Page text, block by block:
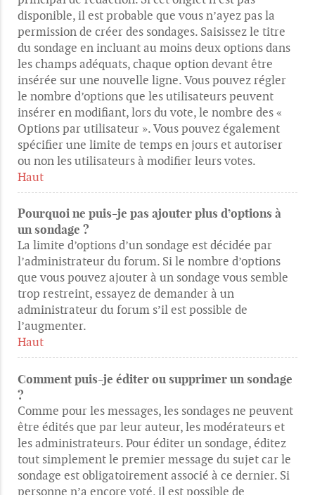
disponible, il est probable que vous n’ayez pas la
permission de créer des sondages. Saisissez le titre
du sondage en incluant au moins deux options dans
les champs adéquats, chaque option devant être
insérée sur une nouvelle ligne. Vous pouvez régler
le nombre d’options que les utilisateurs peuvent
insérer en modifiant, lors du vote, le nombre des «
Options par utilisateur ». Vous pouvez également
spécifier une limite de temps en jours et autoriser
ou non les utilisateurs à modifier leurs votes.
Haut
Pourquoi ne puis-je pas ajouter plus d’options à
un sondage ?
La limite d’options d’un sondage est décidée par
l’administrateur du forum. Si le nombre d’options
que vous pouvez ajouter à un sondage vous semble
trop restreint, essayez de demander à un
administrateur du forum s’il est possible de
l’augmenter.
Haut
Comment puis-je éditer ou supprimer un sondage
?
Comme pour les messages, les sondages ne peuvent
être édités que par leur auteur, les modérateurs et
les administrateurs. Pour éditer un sondage, éditez
tout simplement le premier message du sujet car le
sondage est obligatoirement associé à ce dernier. Si
personne n’a encore voté, il est possible de